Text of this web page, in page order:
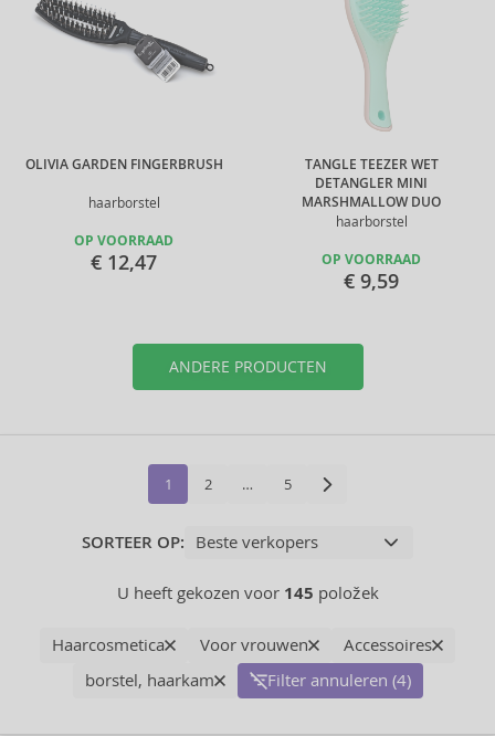
OLIVIA GARDEN FINGERBRUSH
haarborstel
OP VOORRAAD
€ 12,47
TANGLE TEEZER WET
DETANGLER MINI
MARSHMALLOW DUO
haarborstel
OP VOORRAAD
€ 9,59
ANDERE PRODUCTEN
1 2 … 5
SORTEER OP:
U heeft gekozen voor 145 položek
Haarcosmetica Voor vrouwen
Accessoires
borstel, haarkam
Filter annuleren (4)